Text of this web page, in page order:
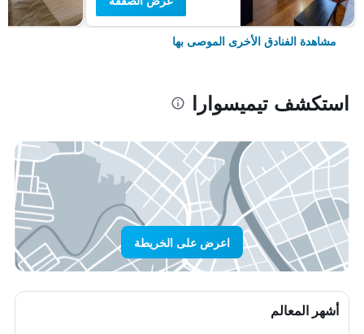
مشاهدة الفنادق الأخرى الموصى بها
استكشف تيميسوارا
اعرض على الخريطة
أشهر المعالم